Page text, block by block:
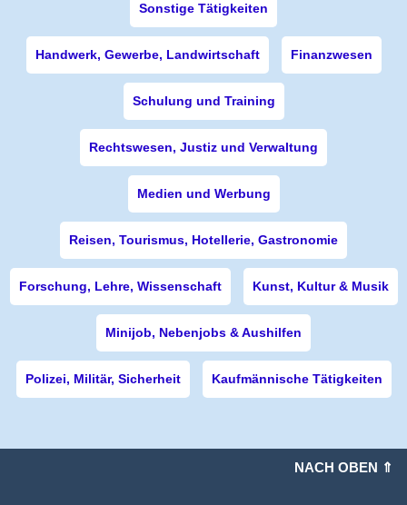
Sonstige Tätigkeiten
Handwerk, Gewerbe, Landwirtschaft Finanzwesen
Schulung und Training
Rechtswesen, Justiz und Verwaltung
Medien und Werbung
Reisen, Tourismus, Hotellerie, Gastronomie
Forschung, Lehre, Wissenschaft Kunst, Kultur & Musik
Minijob, Nebenjobs & Aushilfen
Polizei, Militär, Sicherheit Kaufmännische Tätigkeiten
NACH OBEN ⇑